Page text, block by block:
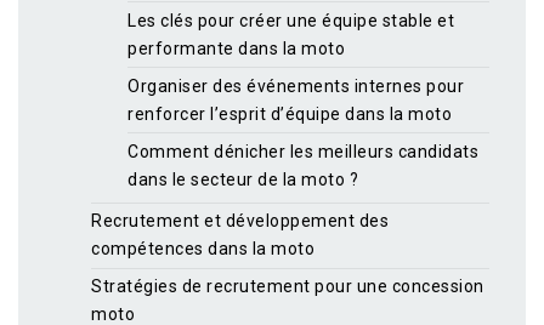
Les clés pour créer une équipe stable et
performante dans la moto
Organiser des événements internes pour
renforcer l’esprit d’équipe dans la moto
Comment dénicher les meilleurs candidats
dans le secteur de la moto ?
Recrutement et développement des
compétences dans la moto
Stratégies de recrutement pour une concession
moto